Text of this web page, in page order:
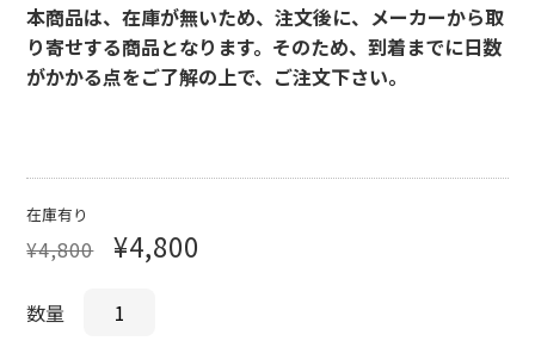
本商品は、在庫が無いため、注文後に、メーカーから取
り寄せする商品となります。そのため、到着までに日数
がかかる点をご了解の上で、ご注文下さい。
在庫有り
¥4,800 ¥4,800
数量